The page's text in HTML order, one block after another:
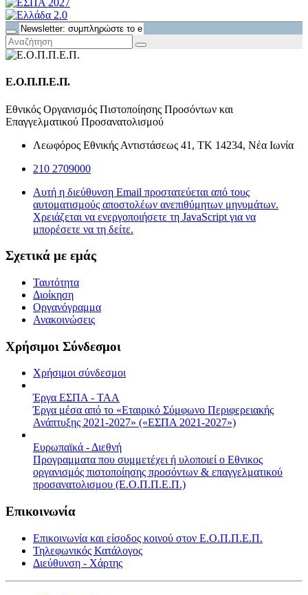
Ε.Ο.Π.Π.Ε.Π.
Εθνικός Οργανισμός Πιστοποίησης Προσόντων και
Επαγγελματικού Προσανατολισμού
Λεωφόρος Εθνικής Αντιστάσεως 41, ΤΚ 14234, Νέα Ιωνία
210 2709000
Αυτή η διεύθυνση Email προστατεύεται από τους
αυτοματισμούς αποστολέων ανεπιθύμητων μηνυμάτων.
Χρειάζεται να ενεργοποιήσετε τη JavaScript για να
μπορέσετε να τη δείτε.
Σχετικά με εμάς
Ταυτότητα
Διοίκηση
Οργανόγραμμα
Ανακοινώσεις
Χρήσιμοι Σύνδεσμοι
Χρήσιμοι σύνδεσμοι
Έργα ΕΣΠΑ - ΤΑΑ
Έργα μέσα από το «Εταιρικό Σύμφωνο Περιφερειακής
Ανάπτυξης 2021-2027» («ΕΣΠΑ 2021-2027»)
Ευρωπαϊκά - Διεθνή
Προγραμματα που συμμετέχει ή υλοποιεί ο Εθνικος
οργανισμός πιστοποίησης προσόντων & επαγγελματικού
προσανατολισμου (Ε.Ο.Π.Π.Ε.Π.)
Επικοινωνία
Επικοινωνία και είσοδος κοινού στον Ε.Ο.Π.Π.Ε.Π.
Τηλεφωνικός Κατάλογος
Διεύθυνση - Χάρτης